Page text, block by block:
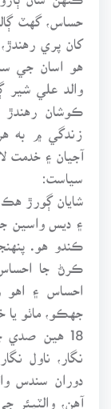
حساس، گهٽ
کان پري
هو اسان جي
والد علي شير
ڪوشان
زندگي ۾ به
آجيان ۽ خدمت
سياست:
شايان ڳورڙ
۽ ديس واسين
ڪندو هو.
ڪرڻ جا
احساس ۽ اهو
جهڪو، ماٺو يا
18 هين
نگار، ناول
دوران سندس